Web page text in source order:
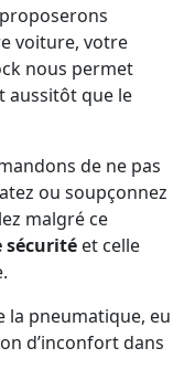
voiture, votre
nous permet
aussitôt que le
de ne pas
ou soupçonnez
malgré ce
sécurité et celle
la pneumatique, eu
d’inconfort dans